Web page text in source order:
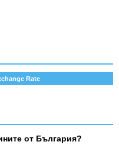
Rate
от България?